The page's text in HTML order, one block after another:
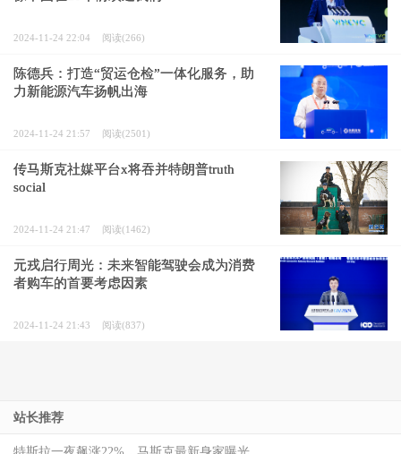
2024-11-24 22:04 阅读(266)
陈德兵：打造“贸运仓检”一体化服务，助
力新能源汽车扬帆出海
2024-11-24 21:57 阅读(2501)
传马斯克社媒平台x将吞并特朗普truth
social
2024-11-24 21:47 阅读(1462)
元戎启行周光：未来智能驾驶会成为消费
者购车的首要考虑因素
2024-11-24 21:43 阅读(837)
站长推荐